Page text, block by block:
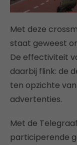
Met deze
staat geweest
De effectiviteit
daarbij flink: de
ten opzichte
advertenties.
Met de
participerende